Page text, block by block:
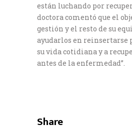
están luchando por
doctora comentó que el
gestión y el resto de su
ayudarlos en reinsertarse
su vida cotidiana y a
antes de la enfermedad”.
Share